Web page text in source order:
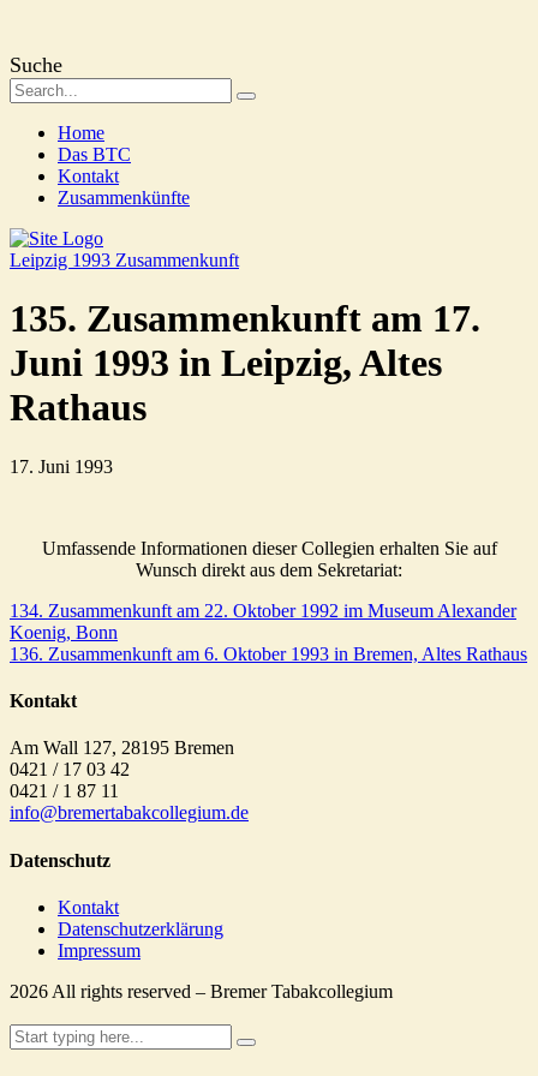
Suche
Home
Das BTC
Kontakt
Zusammenkünfte
Leipzig 1993 Zusammenkunft
135. Zusammenkunft am 17.
Juni 1993 in Leipzig, Altes
Rathaus
17. Juni 1993
Umfassende Informationen dieser Collegien erhalten Sie auf
Wunsch direkt aus dem Sekretariat:
134. Zusammenkunft am 22. Oktober 1992 im Museum Alexander
Koenig, Bonn
136. Zusammenkunft am 6. Oktober 1993 in Bremen, Altes Rathaus
Kontakt
Am Wall 127, 28195 Bremen
0421 / 17 03 42
0421 / 1 87 11
info@bremertabakcollegium.de
Datenschutz
Kontakt
Datenschutzerklärung
Impressum
2026 All rights reserved – Bremer Tabakcollegium